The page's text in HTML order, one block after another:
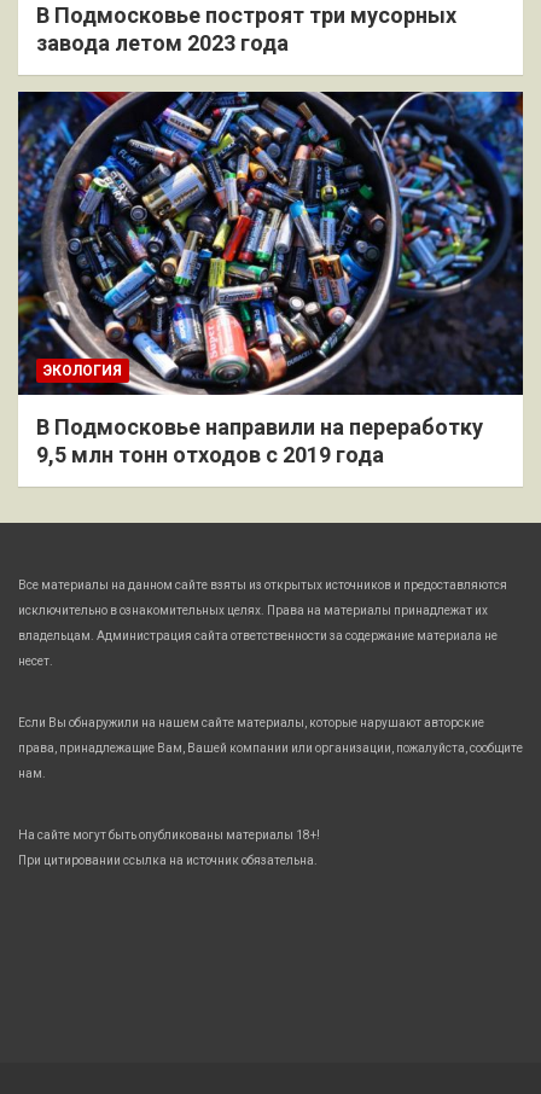
В Подмосковье построят три мусорных
завода летом 2023 года
ЭКОЛОГИЯ
В Подмосковье направили на переработку
9,5 млн тонн отходов с 2019 года
Все материалы на данном сайте взяты из открытых источников и предоставляются
исключительно в ознакомительных целях. Права на материалы принадлежат их
владельцам. Администрация сайта ответственности за содержание материала не
несет.
Если Вы обнаружили на нашем сайте материалы, которые нарушают авторские
права, принадлежащие Вам, Вашей компании или организации, пожалуйста, сообщите
нам.
На сайте могут быть опубликованы материалы 18+!
При цитировании ссылка на источник обязательна.